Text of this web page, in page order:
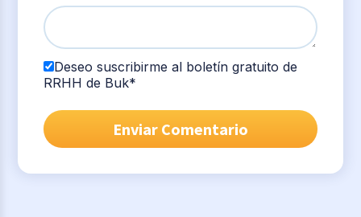
Deseo suscribirme al boletín gratuito de
RRHH de Buk*